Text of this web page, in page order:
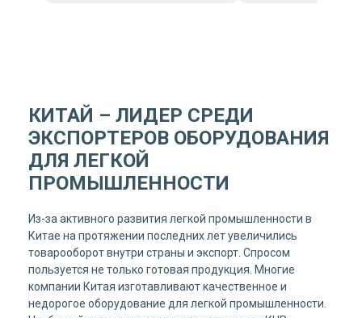
КИТАЙ – ЛИДЕР СРЕДИ
ЭКСПОРТЕРОВ ОБОРУДОВАНИЯ
ДЛЯ ЛЕГКОЙ
ПРОМЫШЛЕННОСТИ
Из-за активного развития легкой промышленности в
Китае на протяжении последних лет увеличились
товарооборот внутри страны и экспорт. Спросом
пользуется не только готовая продукция. Многие
компании Китая изготавливают качественное и
недорогое оборудование для легкой промышленности.